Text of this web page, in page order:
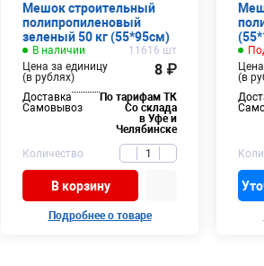
Мешок строительный
полипропиленовый
зеленый 50 кг (55*95см)
В наличии
11616 шт
Цена за единицу
(в рублях)
8 ₽
Доставка
По тарифам ТК
Самовывоз
Со склада
в Уфе и
Челябинске
Количество
В корзину
Подробнее о товаре
(в